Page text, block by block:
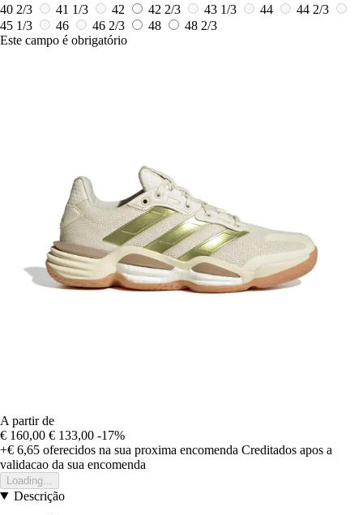
40 2/3 41 1/3 42 42 2/3 43 1/3 44
44 2/3
45 1/3
46 46 2/3 48
48 2/3
Este campo é obrigatório
A partir de
€ 160,00 € 133,00 -17%
+€ 6,65 oferecidos na sua proxima encomenda Creditados apos a
validacao da sua encomenda
Loading...
Descrição